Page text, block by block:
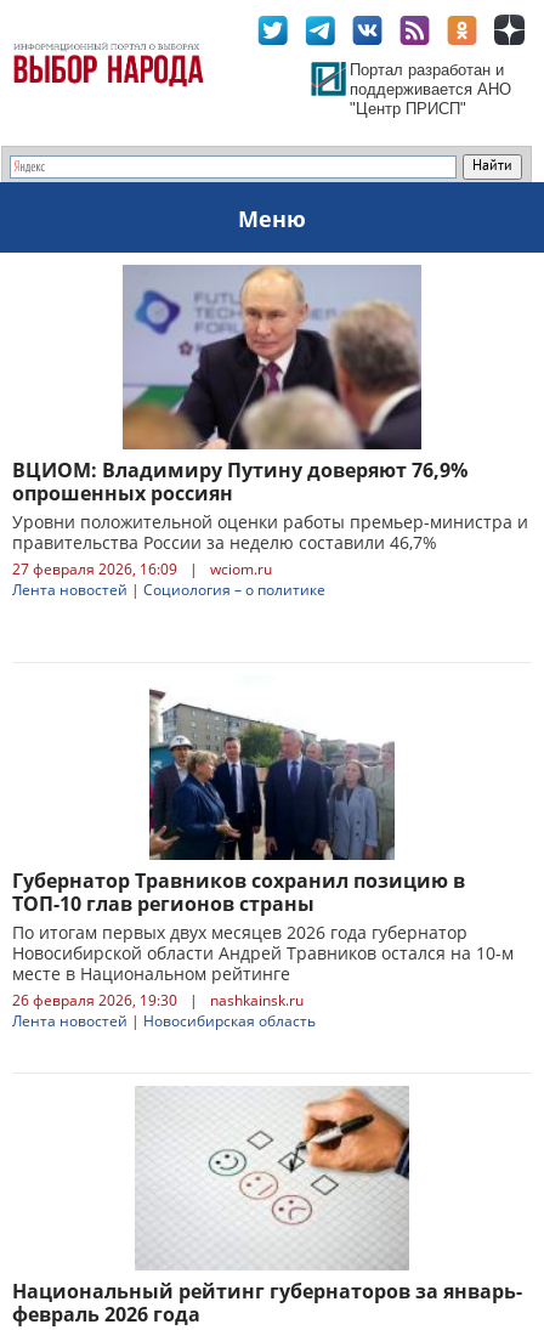
Портал разработан и
поддерживается АНО
"Центр ПРИСП"
Меню
ВЦИОМ: Владимиру Путину доверяют 76,9%
опрошенных россиян
Уровни положительной оценки работы премьер-министра и
правительства России за неделю составили 46,7%
27 февраля 2026, 16:09 |
wciom.ru
Лента новостей | Социология – о политике
Губернатор Травников сохранил позицию в
ТОП-10 глав регионов страны
По итогам первых двух месяцев 2026 года губернатор
Новосибирской области Андрей Травников остался на 10-м
месте в Национальном рейтинге
26 февраля 2026, 19:30 |
nashkainsk.ru
Лента новостей | Новосибирская область
Национальный рейтинг губернаторов за январь-
февраль 2026 года